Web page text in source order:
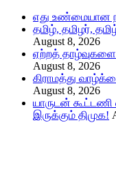
எது உண்மையான
தமிழ், தமிழர்,
August 8, 2026
ஏற்றத்
August 8, 2026
கிராமத்து
August 8, 2026
யாருடன்
இருக்கும் திமுக!